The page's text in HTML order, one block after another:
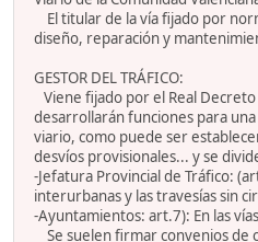
El titular de la vía fijado por
diseño, reparación y
GESTOR DEL TRÁFICO:
Viene fijado por el Real
desarrollarán funciones para
viario, como puede ser
desvíos provisionales... y se
-Jefatura Provincial de Tráfico:
interurbanas y las travesías sin
-Ayuntamientos: art.7): En las
Se suelen firmar convenios de